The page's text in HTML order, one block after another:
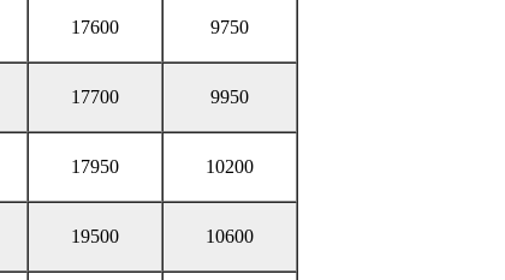
17600 9750
17700 9950
17950 10200
19500 10600